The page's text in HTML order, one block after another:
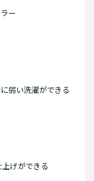
ー
弱い洗濯ができる
げができる